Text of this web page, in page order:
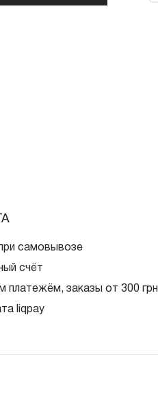
самовывозе
счёт
платежём, заказы от 300 грн
liqpay